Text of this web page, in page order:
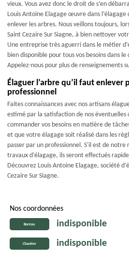
vieux. Vous avez donc le droit de s’en
Louis Antoine Elagage œuvre dans l’élagage
enlever les arbres. Nous veillons toujours,
Saint Cezaire Sur Siagne, à bien nettoyer
Une entreprise très aguerri dans le métier
bien disponible pour tous vos besoins dans le
Appelez-nous pour plus de renseignements
Élaguer l’arbre qu’il faut enlever
professionnel
Faites connaissances avec nos artisans
estimé par la satisfaction de nos éventuelles
commander vos besoins en matière de
et que votre élagage soit réalisé dans les
passer par un professionnel. S'il est de notre
travaux d’élagage, ils seront effectués
Découvrez Louis Antoine Elagage, société
Cezaire Sur Siagne.
Nos coordonnées
Bureau indisponible
Chantier indisponible